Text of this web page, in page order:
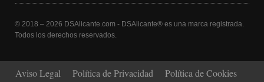
© 2018 – 2026 DSAlicante.com - DSAlicante® es una marca registrada.
Todos los derechos reservados.
Aviso Legal Política de Privacidad
Política de Cookies